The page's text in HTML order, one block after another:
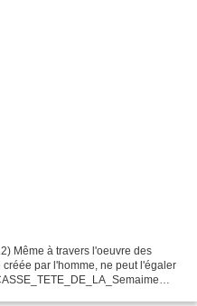
Même à travers l'oeuvre des
par l'homme, ne peut l'égaler